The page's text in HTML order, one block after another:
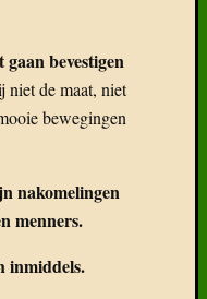
bevestigen
niet de maat, niet
bewegingen
nakomelingen
menners.
inmiddels.